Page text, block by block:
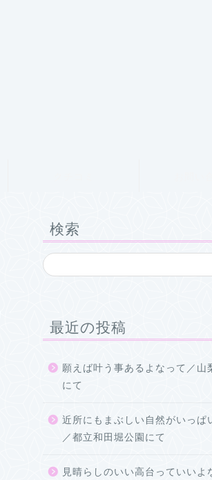
検索
最近の投稿
願えば叶う事あるよなって／山
にて
近所にもまぶしい自然がいっぱ
／都立和田堀公園にて
見晴らしのいい高台っていいよ